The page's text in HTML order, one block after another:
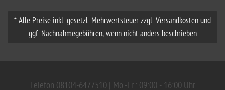
* Alle Preise inkl. gesetzl. Mehrwertsteuer zzgl. Versandkosten und
ggf. Nachnahmegebühren, wenn nicht anders beschrieben
Telefon 08104-6477510 | Mo.-Fr.: 09:00 - 16:00 Uhr